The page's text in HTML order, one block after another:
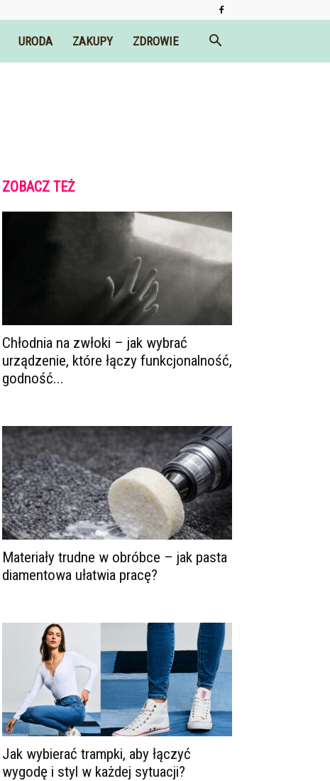
URODA ZAKUPY ZDROWIE
ZOBACZ TEŻ
Chłodnia na zwłoki – jak wybrać
urządzenie, które łączy funkcjonalność,
godność...
Materiały trudne w obróbce – jak pasta
diamentowa ułatwia pracę?
Jak wybierać trampki, aby łączyć
wygodę i styl w każdej sytuacji?